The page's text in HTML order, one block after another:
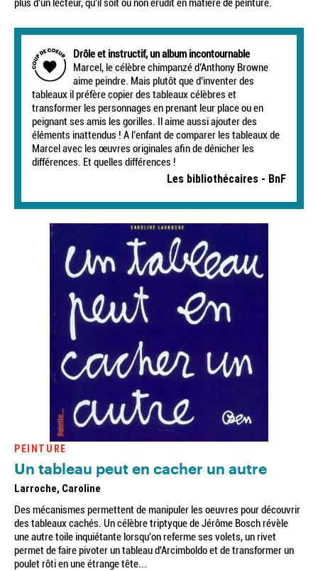
plus d'un lecteur, qu'il soit ou non érudit en matière de peinture.
Drôle et instructif, un album incontournable
Marcel, le célèbre chimpanzé d’Anthony Browne
aime peindre. Mais plutôt que d’inventer des
tableaux il préfère copier des tableaux célèbres et
transformer les personnages en prenant leur place ou en
peignant ses amis les gorilles. Il aime aussi ajouter des
éléments inattendus ! A l’enfant de comparer les tableaux de
Marcel avec les œuvres originales afin de dénicher les
différences. Et quelles différences !
Les bibliothécaires - BnF
PEINTURE
Un tableau peut en cacher un autre
Larroche, Caroline
Des mécanismes permettent de manipuler les oeuvres pour découvrir
des tableaux cachés. Un célèbre triptyque de Jérôme Bosch révèle
une autre toile inquiétante lorsqu'on referme ses volets, un rivet
permet de faire pivoter un tableau d'Arcimboldo et de transformer un
poulet rôti en une étrange tête...